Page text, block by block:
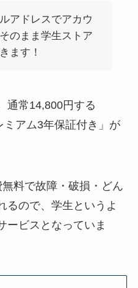
アドレスでアカウ
のまま学生ストア
ます！
通常14,800円する
アム3年保証付き 」が
料で故障・破損・どん
るので、学生というよ
ービスとなっていま